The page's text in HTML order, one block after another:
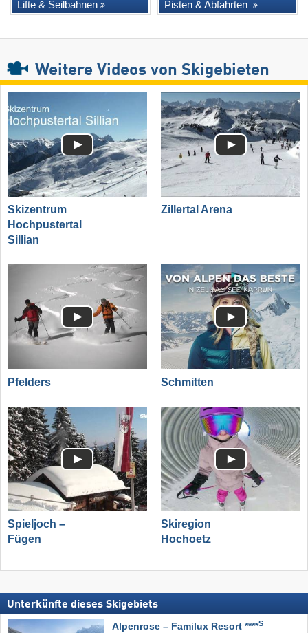
Lifte & Seilbahnen Pisten & Abfahrten
Weitere Videos von Skigebieten
Skizentrum
Hochpustertal
Sillian
Zillertal Arena
Pfelders Schmitten
Spieljoch –
Fügen
Skiregion
Hochoetz
Unterkünfte dieses Skigebiets
Alpenrose – Familux Resort ****S